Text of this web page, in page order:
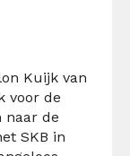
Kuijk van
voor de
naar de
SKB in